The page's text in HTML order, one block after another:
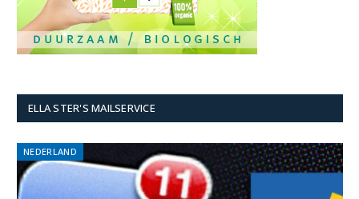
ELLA STER'S MAILSERVICE
NEDERLAND